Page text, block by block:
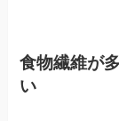
食物繊維が
い